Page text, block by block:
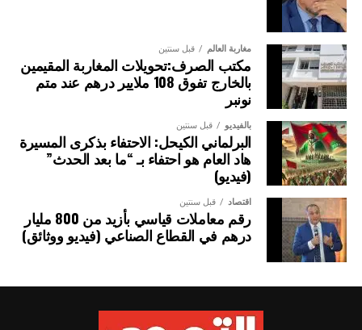
مغاربة العالم قبل سنتين
مكتب الصرف:تحويلات المغاربة المقيمين
بالخارج تفوق 108 ملايير درهم عند متم
نونبر
بالفيديو قبل سنتين
البرلماني الكيحل: الاحتفاء بذكرى المسيرة
هاد العام هو احتفاء بـ “ما بعد الحدث”
(فيديو)
اقتصاد قبل سنتين
رقم معاملات قياسي بأزيد من 800 مليار
درهم في القطاع الصناعي (فيديو ووثائق)